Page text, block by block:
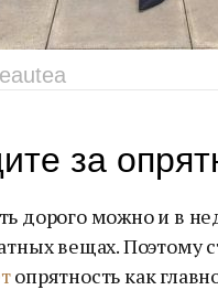
за
дорого можно и в
вещах. Поэтому
опрятность как